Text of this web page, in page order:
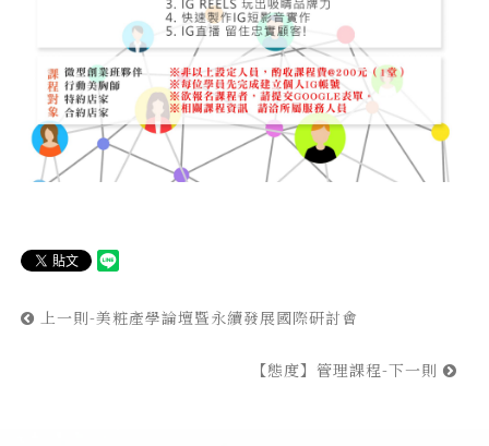
上一則-美粧產學論壇暨永續發展國際研討會
【態度】管理課程-下一則